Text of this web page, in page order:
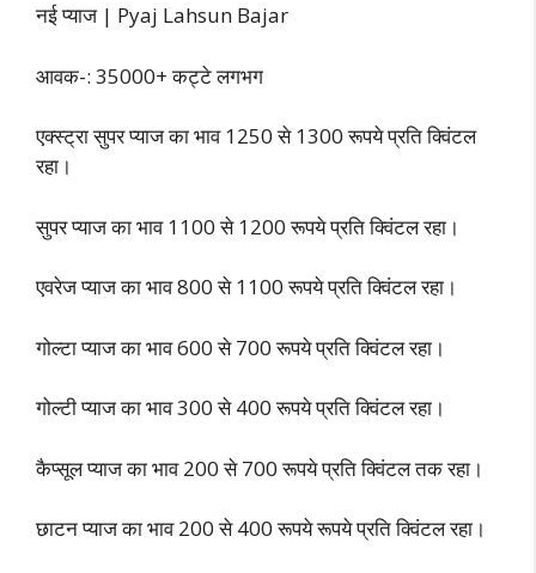
नई प्याज | Pyaj Lahsun Bajar
आवक-: 35000+ कट्टे लगभग
एक्स्ट्रा सुपर प्याज का भाव 1250 से 1300 रूपये प्रति क्विंटल
रहा।
सुपर प्याज का भाव 1100 से 1200 रूपये प्रति क्विंटल रहा।
एवरेज प्याज का भाव 800 से 1100 रूपये प्रति क्विंटल रहा।
गोल्टा प्याज का भाव 600 से 700 रूपये प्रति क्विंटल रहा।
गोल्टी प्याज का भाव 300 से 400 रूपये प्रति क्विंटल रहा।
कैप्सूल प्याज का भाव 200 से 700 रूपये प्रति क्विंटल तक रहा।
छाटन प्याज का भाव 200 से 400 रूपये रूपये प्रति क्विंटल रहा।